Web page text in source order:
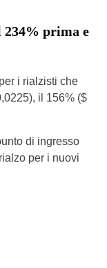
234% prima e
i rialzisti che
il 156% ($
di ingresso
per i nuovi